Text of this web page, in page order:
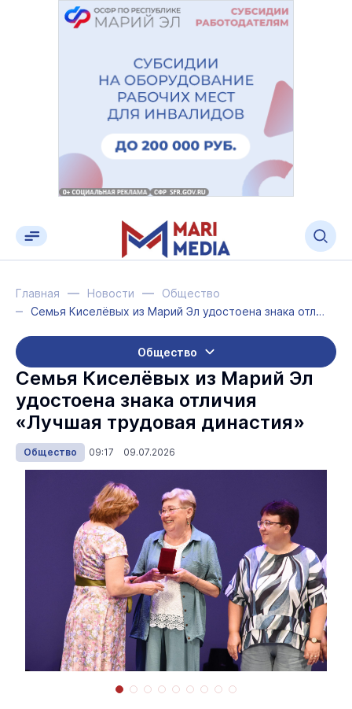
Главная Новости
Общество
Семья Киселёвых из Марий Эл удостоена знака отличия «Лучшая трудовая династия»
Общество
Семья Киселёвых из Марий Эл
удостоена знака отличия
«Лучшая трудовая династия»
Общество 09:17 09.07.2026